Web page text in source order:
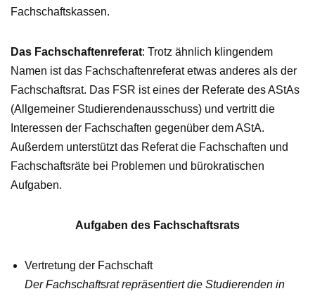
Fachschaftskassen.
Das Fachschaftenreferat: Trotz ähnlich klingendem
Namen ist das Fachschaftenreferat etwas anderes als der
Fachschaftsrat. Das FSR ist eines der Referate des AStAs
(Allgemeiner Studierendenausschuss) und vertritt die
Interessen der Fachschaften gegenüber dem AStA.
Außerdem unterstützt das Referat die Fachschaften und
Fachschaftsräte bei Problemen und bürokratischen
Aufgaben.
Aufgaben des Fachschaftsrats
Vertretung der Fachschaft
Der Fachschaftsrat repräsentiert die Studierenden in